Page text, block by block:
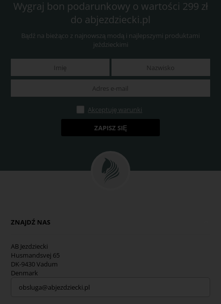
Wygraj bon podarunkowy o wartości 299 zł
do abjezdziecki.pl
Bądź na bieżąco z najnowszą modą i najlepszymi produktami
jeździeckimi
Akceptuję warunki
ZNAJDŹ NAS
AB Jezdziecki
Husmandsvej 65
DK-9430 Vadum
Denmark
obsluga@abjezdziecki.pl